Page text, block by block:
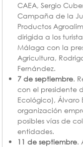
CAEA, Sergio
Campaña de la
Productos
dirigida a los
Málaga con la
Agricultura,
Fernández.
7 de septiembre.
con el presidente
Ecológico), Álvaro
organización
posibles vías de
entidades.
11 de septiembre.